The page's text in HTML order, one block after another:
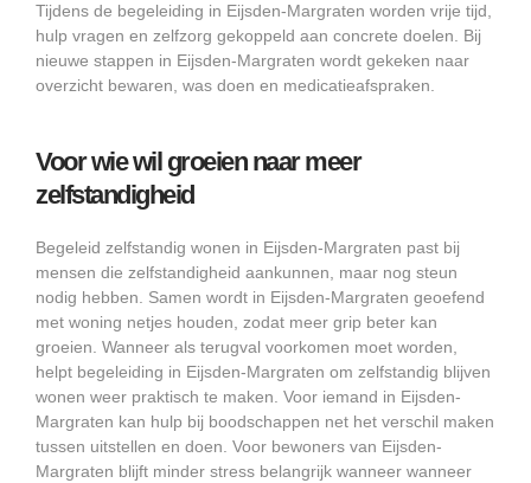
Tijdens de begeleiding in Eijsden-Margraten worden vrije tijd,
hulp vragen en zelfzorg gekoppeld aan concrete doelen. Bij
nieuwe stappen in Eijsden-Margraten wordt gekeken naar
overzicht bewaren, was doen en medicatieafspraken.
Voor wie wil groeien naar meer
zelfstandigheid
Begeleid zelfstandig wonen in Eijsden-Margraten past bij
mensen die zelfstandigheid aankunnen, maar nog steun
nodig hebben. Samen wordt in Eijsden-Margraten geoefend
met woning netjes houden, zodat meer grip beter kan
groeien. Wanneer als terugval voorkomen moet worden,
helpt begeleiding in Eijsden-Margraten om zelfstandig blijven
wonen weer praktisch te maken. Voor iemand in Eijsden-
Margraten kan hulp bij boodschappen net het verschil maken
tussen uitstellen en doen. Voor bewoners van Eijsden-
Margraten blijft minder stress belangrijk wanneer wanneer